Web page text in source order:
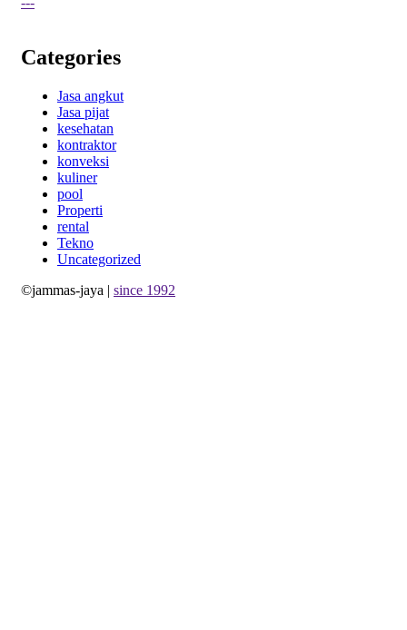
Categories
Jasa angkut
Jasa pijat
kesehatan
kontraktor
konveksi
kuliner
pool
Properti
rental
Tekno
Uncategorized
©jammas-jaya | since 1992